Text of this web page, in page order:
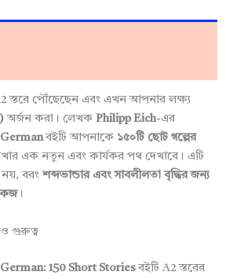
স্তরে পৌঁছেছেন এবং এখন আপনার লক্ষ্য
অর্জন করা। লেখক Philipp Eich-এর
বইটি আপনাকে ১৫০টি ছোট গল্পের
এক নতুন এবং কার্যকর পথ দেখাবে। এটি
বরং শব্দভান্ডার এবং সাবলীলতা বৃদ্ধির জন্য
।
ও গুরুত্ব
150 Short Stories বইটি A2 স্তরের